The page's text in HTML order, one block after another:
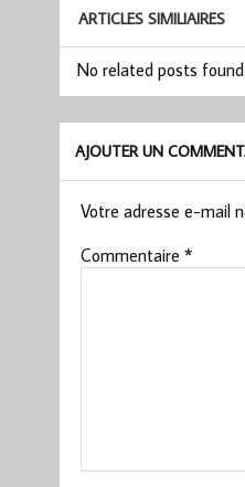
ARTICLES SIMILIAIRES
No related posts found.
AJOUTER UN
Votre adresse e-mail
Commentaire *